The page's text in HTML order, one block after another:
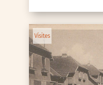
Visites